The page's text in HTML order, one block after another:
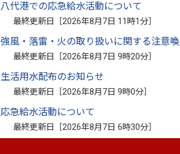
八代港での応急給水活動について
最終更新日［2026年8月7日 11時1分
強風・落雷・火の取り扱いに関する注意
最終更新日［2026年8月7日 9時20分
生活用水配布のお知らせ
最終更新日［2026年8月7日 9時0分
応急給水活動について
最終更新日［2026年8月7日 6時30分
2023年11月8日更新
【パブリックコメン
いて
2023年10月11日更新 第2回八代市景観審
2023年6月6日更新 八代市の都市計画に
2023年6月2日更新
【パブリックコメン
行規則（改正案）に